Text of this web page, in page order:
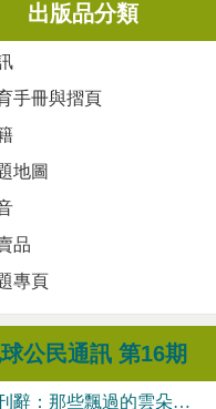
出版品分類
手冊與摺頁
地圖
品
專頁
公民通訊 第16期
辭：那些飄過的雲朵…